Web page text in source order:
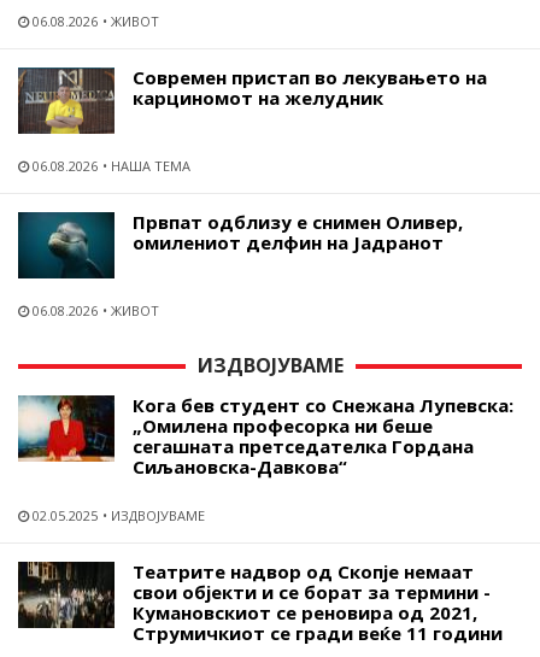
06.08.2026 ЖИВОТ
Современ пристап во лекувањето на
карциномот на желудник
06.08.2026 НАША ТЕМА
Првпат одблизу е снимен Оливер,
омилениот делфин на Јадранот
06.08.2026 ЖИВОТ
ИЗДВОЈУВАМЕ
Кога бев студент со Снежана Лупевска:
„Омилена професорка ни беше
сегашната претседателка Гордана
Сиљановска-Давкова“
02.05.2025 ИЗДВОЈУВАМЕ
Театрите надвор од Скопје немаат
свои објекти и се борат за термини -
Кумановскиот се реновира од 2021,
Струмичкиот се гради веќе 11 години